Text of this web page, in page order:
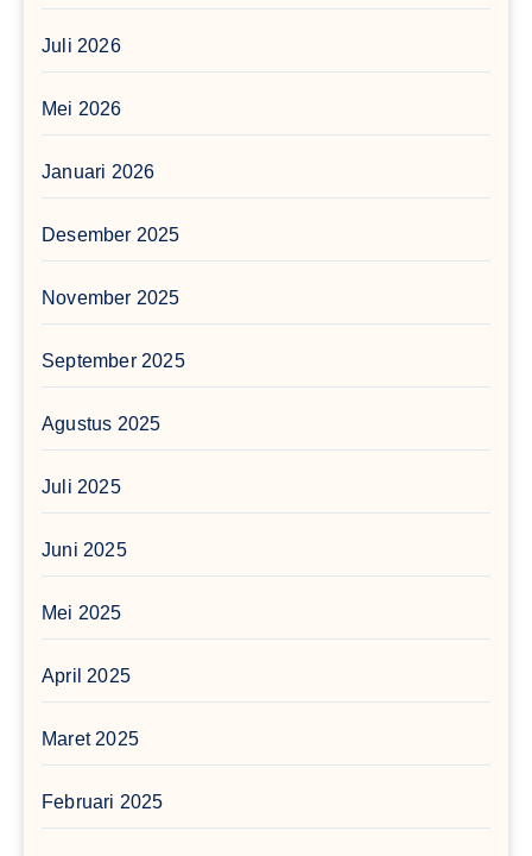
Juli 2026
Mei 2026
Januari 2026
Desember 2025
November 2025
September 2025
Agustus 2025
Juli 2025
Juni 2025
Mei 2025
April 2025
Maret 2025
Februari 2025